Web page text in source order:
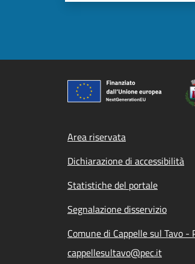
Footer menu
Area riservata
Dichiarazione di accessibilità
Statistiche del portale
Segnalazione disservizio
Comune di Cappelle sul Tavo
cappellesultavo@pec.it